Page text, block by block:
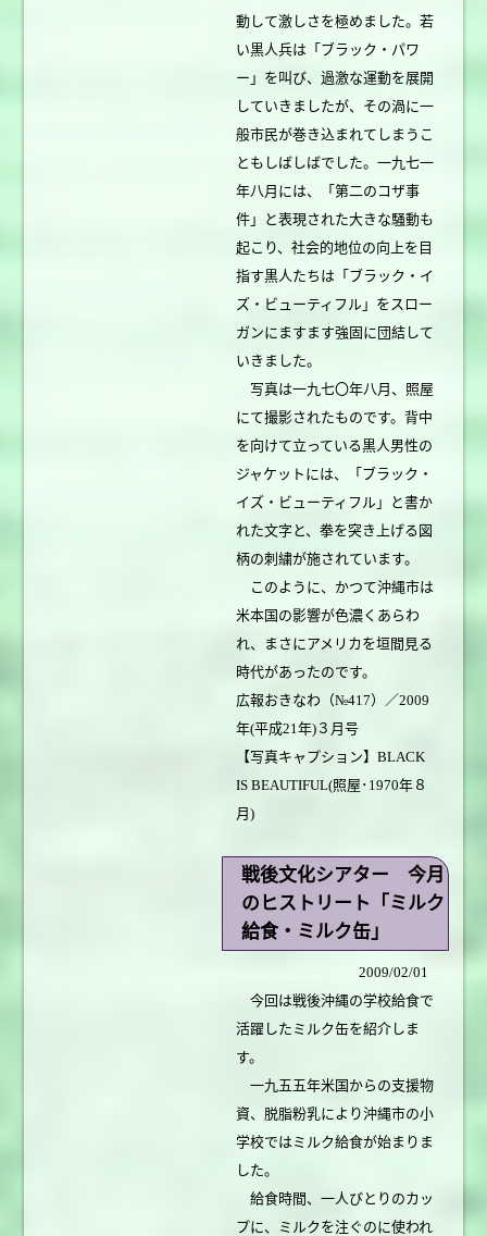
動して激しさを極めました。若
い黒人兵は「ブラック・パワ
ー」を叫び、過激な運動を展開
していきましたが、その渦に一
般市民が巻き込まれてしまうこ
ともしばしばでした。一九七一
年八月には、「第二のコザ事
件」と表現された大きな騒動も
起こり、社会的地位の向上を目
指す黒人たちは「ブラック・イ
ズ・ビューティフル」をスロー
ガンにますます強固に団結して
いきました。
写真は一九七〇年八月、照屋
にて撮影されたものです。背中
を向けて立っている黒人男性の
ジャケットには、「ブラック・
イズ・ビューティフル」と書か
れた文字と、拳を突き上げる図
柄の刺繍が施されています。
このように、かつて沖縄市は
米本国の影響が色濃くあらわ
れ、まさにアメリカを垣間見る
時代があったのです。
広報おきなわ（№417）／2009
年(平成21年)３月号
【写真キャプション】BLACK
IS BEAUTIFUL(照屋･1970年８
月)
戦後文化シアター 今月
のヒストリート「ミルク
給食・ミルク缶」
2009/02/01
今回は戦後沖縄の学校給食で
活躍したミルク缶を紹介しま
す。
一九五五年米国からの支援物
資、脱脂粉乳により沖縄市の小
学校ではミルク給食が始まりま
した。
給食時間、一人びとりのカッ
プに、ミルクを注ぐのに使われ